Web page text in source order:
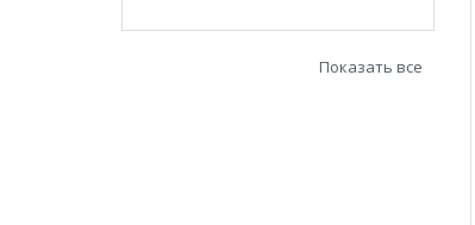
Показать все